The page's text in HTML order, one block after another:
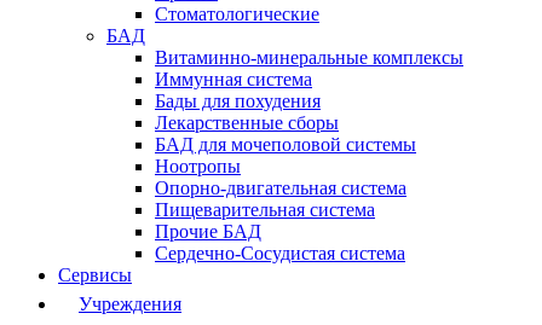
Стоматологические
БАД
Витаминно-минеральные комплексы
Иммунная система
Бады для похудения
Лекарственные сборы
БАД для мочеполовой системы
Ноотропы
Опорно-двигательная система
Пищеварительная система
Прочие БАД
Сердечно-Сосудистая система
Сервисы
Учреждения